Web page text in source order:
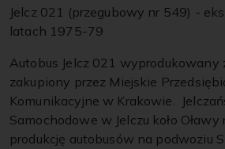
Jelcz 021 (przegubowy nr 549) -
latach 1975-79
Autobus Jelcz 021 wyprodukowany
zakupiony przez Miejskie
Komunikacyjne w Krakowie.
Samochodowe w Jelczu koło Oławy
produkcję autobusów na podwoziu